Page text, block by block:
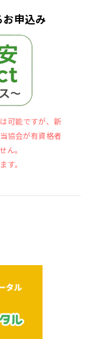
申込み
可能ですが、新
協会が有資格者
ん。
す。